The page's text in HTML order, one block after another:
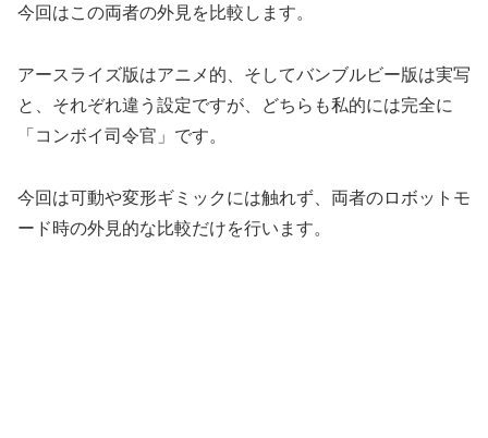
今回はこの両者の外見を比較します。
アースライズ版はアニメ的、そしてバンブルビー版は実写
と、それぞれ違う設定ですが、どちらも私的には完全に
「コンボイ司令官」です。
今回は可動や変形ギミックには触れず、両者のロボットモ
ード時の外見的な比較だけを行います。